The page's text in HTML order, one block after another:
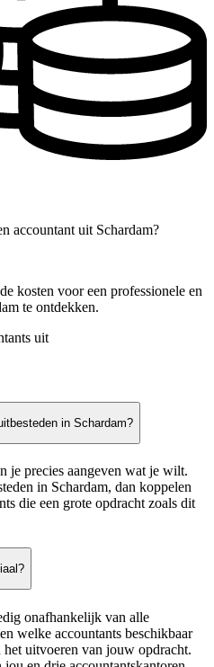
accountant uit Schardam?
kosten voor een professionele en
te ontdekken.
uit
in Schardam?
je precies aangeven wat je wilt.
in Schardam, dan koppelen
die een grote opdracht zoals dit
onafhankelijk van alle
welke accountants beschikbaar
uitvoeren van jouw opdracht.